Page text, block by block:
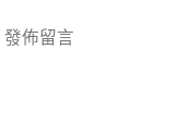
在
發佈留言